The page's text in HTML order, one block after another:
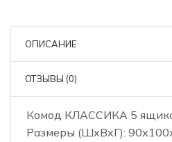
ОПИСАНИЕ
ОТЗЫВЫ (0)
Комод КЛАССИКА 5
Размеры (ШxВxГ):